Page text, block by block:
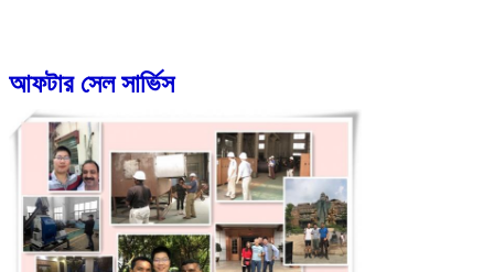
আফটার সেল সার্ভিস